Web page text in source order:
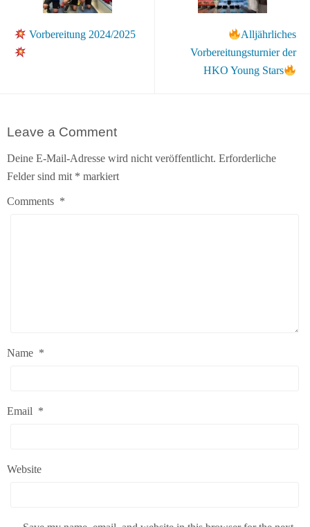
Vorbereitung 2024/2025
Alljährliches
Vorbereitungsturnier der
HKO Young Stars
Leave a Comment
Deine E-Mail-Adresse wird nicht veröffentlicht. Erforderliche
Felder sind mit * markiert
Comments *
Name *
Email *
Website